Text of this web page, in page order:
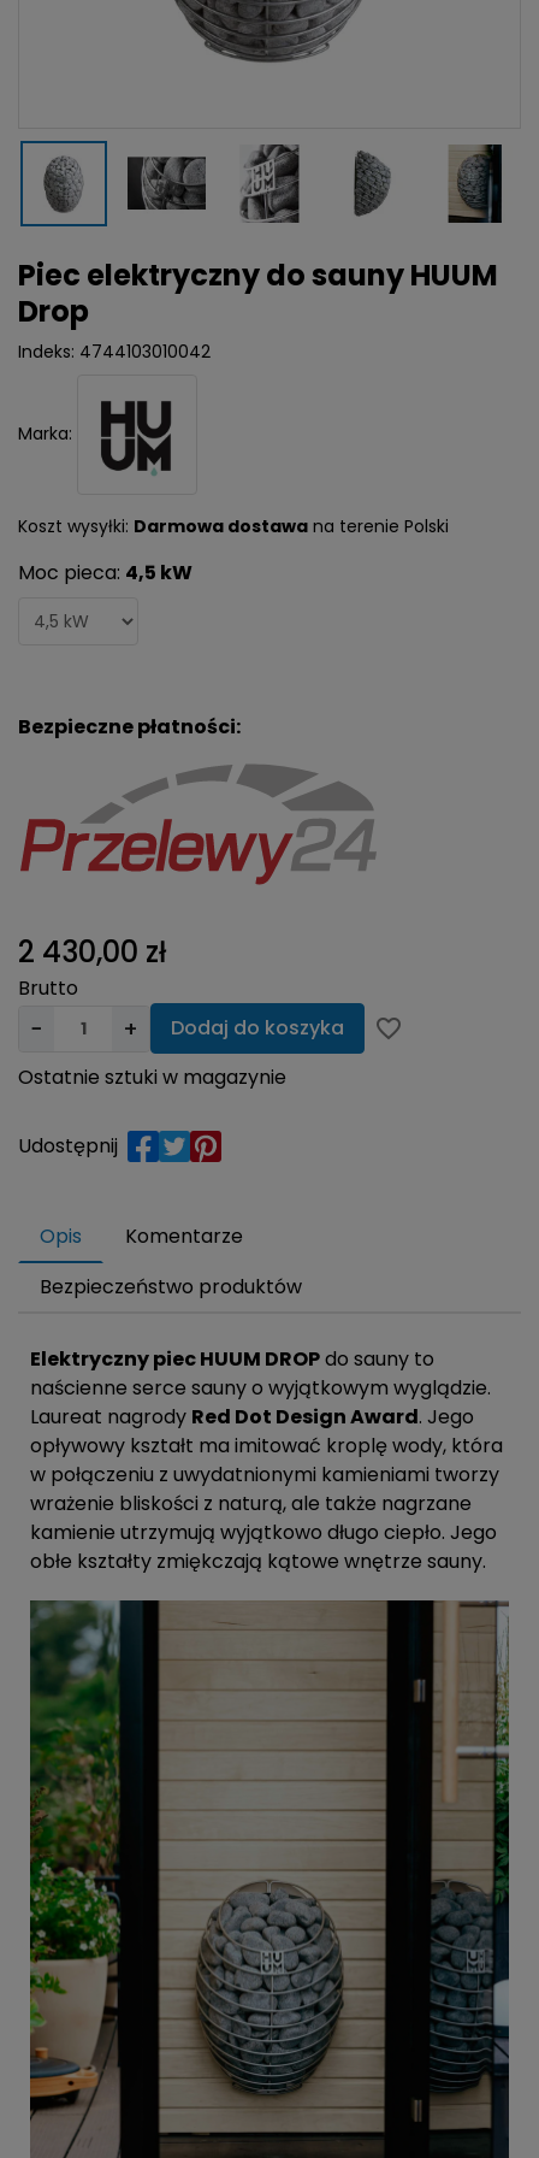
Piec elektryczny do sauny HUUM
Drop
Indeks: 4744103010042
Marka:
Koszt wysyłki: Darmowa dostawa na terenie Polski
Moc pieca: 4,5 kW
Bezpieczne płatności:
2 430,00 zł
Brutto
− + Dodaj do koszyka favorite_border
Ostatnie sztuki w magazynie
Udostępnij
Opis
Komentarze
Bezpieczeństwo produktów
Elektryczny piec HUUM DROPdo sauny to
naścienne serce sauny o wyjątkowym wyglądzie.
Laureat nagrody Red Dot Design Award. Jego
opływowy kształt ma imitować kroplę wody, która
w połączeniu z uwydatnionymi kamieniami tworzy
wrażenie bliskości z naturą, ale także nagrzane
kamienie utrzymują wyjątkowo długo ciepło. Jego
obłe kształty zmiękczają kątowe wnętrze sauny.